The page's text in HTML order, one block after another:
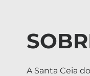
A Santa Ceia